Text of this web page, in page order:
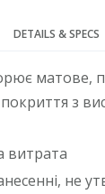
DETAILS & SPECS
матове,
покриття з
витрата
не